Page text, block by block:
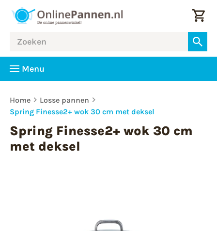
Menu
Home
Losse pannen
Spring Finesse2+ wok 30 cm met deksel
Spring Finesse2+ wok 30 cm
met deksel